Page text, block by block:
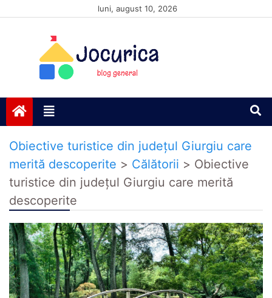
luni, august 10, 2026
Jocurică blog
Obiective turistice din județul Giurgiu care
merită descoperite > Călătorii > Obiective
turistice din județul Giurgiu care merită
descoperite